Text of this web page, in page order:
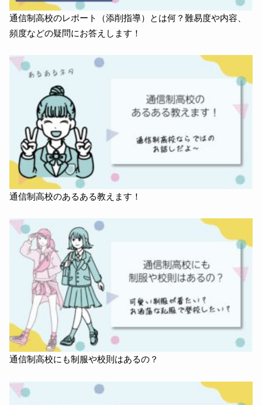
通信制高校のレポート（添削指導）とは何？難易度や内容、
頻度などの疑問にお答えします！
通信制高校のあるある教えます！
通信制高校にも制服や校則はあるの？